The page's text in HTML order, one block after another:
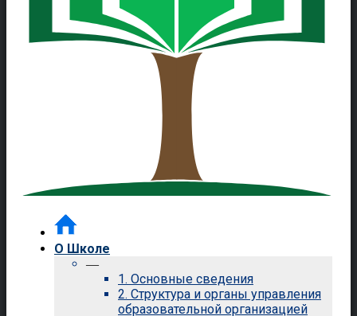
О Школе
—
1. Основные сведения
2. Структура и органы управления
образовательной организацией